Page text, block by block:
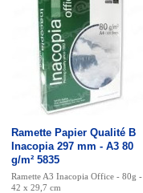
Ramette Papier Qualité B
Inacopia 297 mm - A3 80
g/m² 5835
Ramette A3 Inacopia Office - 80g -
42 x 29,7 cm